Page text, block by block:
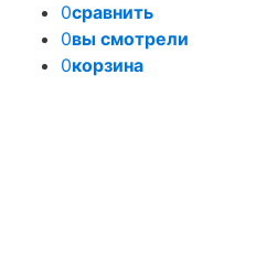
0сравнить
0вы смотрели
0корзина